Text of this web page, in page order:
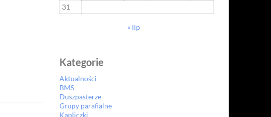
31
« lip
Kategorie
Aktualności
BMS
Duszpasterze
Grupy parafialne
Kapliczki